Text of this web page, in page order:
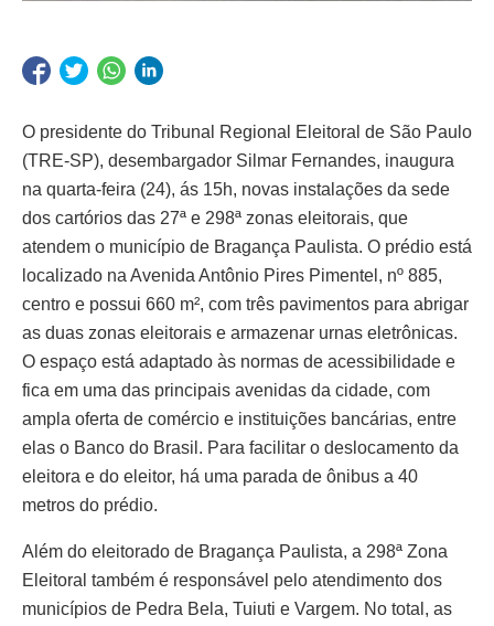
O presidente do Tribunal Regional Eleitoral de São Paulo
(TRE-SP), desembargador Silmar Fernandes, inaugura
na quarta-feira (24), ás 15h, novas instalações da sede
dos cartórios das 27ª e 298ª zonas eleitorais, que
atendem o município de Bragança Paulista. O prédio está
localizado na Avenida Antônio Pires Pimentel, nº 885,
centro e possui 660 m², com três pavimentos para abrigar
as duas zonas eleitorais e armazenar urnas eletrônicas.
O espaço está adaptado às normas de acessibilidade e
fica em uma das principais avenidas da cidade, com
ampla oferta de comércio e instituições bancárias, entre
elas o Banco do Brasil. Para facilitar o deslocamento da
eleitora e do eleitor, há uma parada de ônibus a 40
metros do prédio.
Além do eleitorado de Bragança Paulista, a 298ª Zona
Eleitoral também é responsável pelo atendimento dos
municípios de Pedra Bela, Tuiuti e Vargem. No total, as